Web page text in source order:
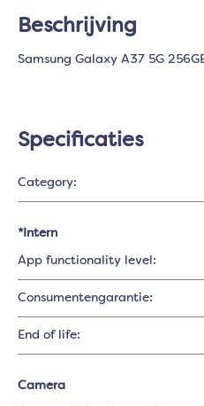
Beschrijving
Samsung Galaxy A37 5G
Specificaties
Category:
*Intern
App functionality level:
Consumentengarantie:
End of life:
Camera